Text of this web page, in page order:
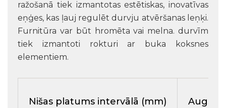
ražošanā tiek izmantotas estētiskas, inovatīvas
eņģes, kas ļauj regulēt durvju atvēršanas leņķi.
Furnitūra var būt hromēta vai melna. durvīm
tiek izmantoti rokturi ar buka koksnes
elementiem.
Nišas platums intervālā (mm)